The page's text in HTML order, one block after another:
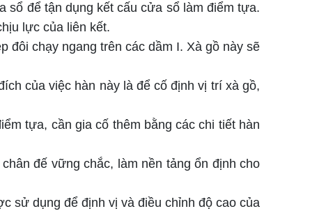
để tận dụng kết cấu cửa sổ làm điểm tựa.
lực của liên kết.
đôi chạy ngang trên các dầm I. Xà gồ này sẽ
của việc hàn này là để cố định vị trí xà gồ,
tựa, cần gia cố thêm bằng các chi tiết hàn
đế vững chắc, làm nền tảng ổn định cho
sử dụng để định vị và điều chỉnh độ cao của